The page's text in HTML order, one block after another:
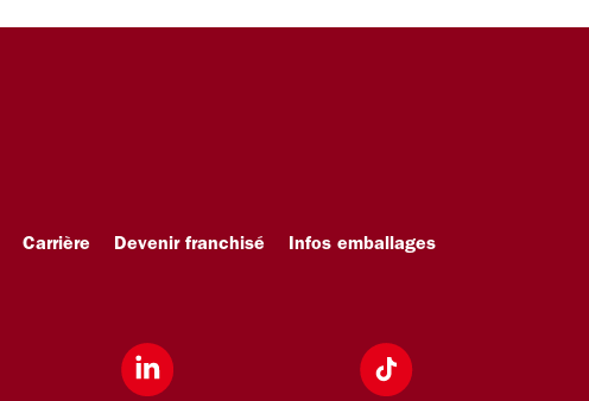
Carrière Devenir franchisé Infos emballages